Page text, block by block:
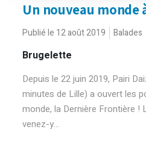
Un nouveau monde
Publié le 12 août 2019 Balades
Brugelette
Depuis le 22 juin 2019, Pairi
minutes de Lille) a ouvert les
monde, la Dernière Frontière !
venez-y...